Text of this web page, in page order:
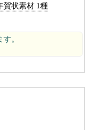
賀状素材 1種
。